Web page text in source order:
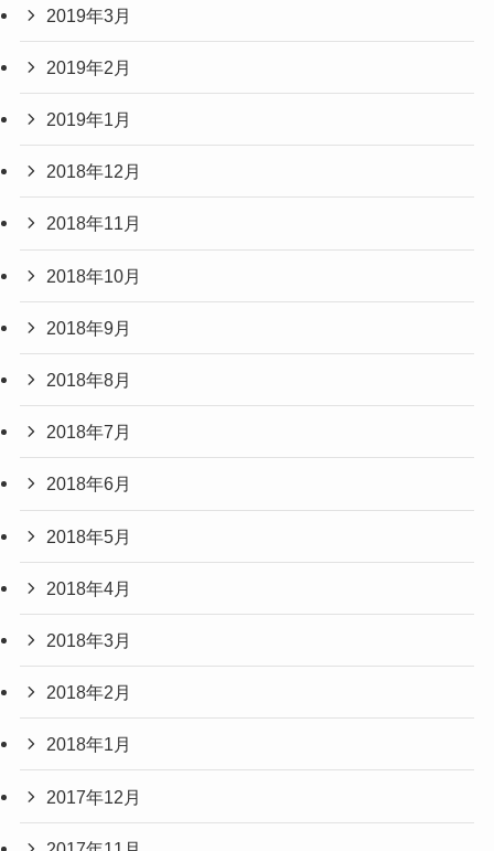
2019年3月
2019年2月
2019年1月
2018年12月
2018年11月
2018年10月
2018年9月
2018年8月
2018年7月
2018年6月
2018年5月
2018年4月
2018年3月
2018年2月
2018年1月
2017年12月